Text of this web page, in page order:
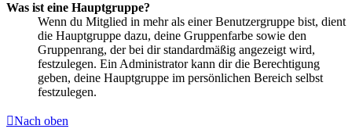
Was ist eine Hauptgruppe?
Wenn du Mitglied in mehr als einer Benutzergruppe bist, dient
die Hauptgruppe dazu, deine Gruppenfarbe sowie den
Gruppenrang, der bei dir standardmäßig angezeigt wird,
festzulegen. Ein Administrator kann dir die Berechtigung
geben, deine Hauptgruppe im persönlichen Bereich selbst
festzulegen.
Nach oben